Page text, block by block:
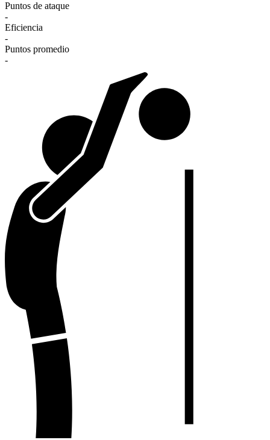
Puntos de ataque
-
Eficiencia
-
Puntos promedio
-